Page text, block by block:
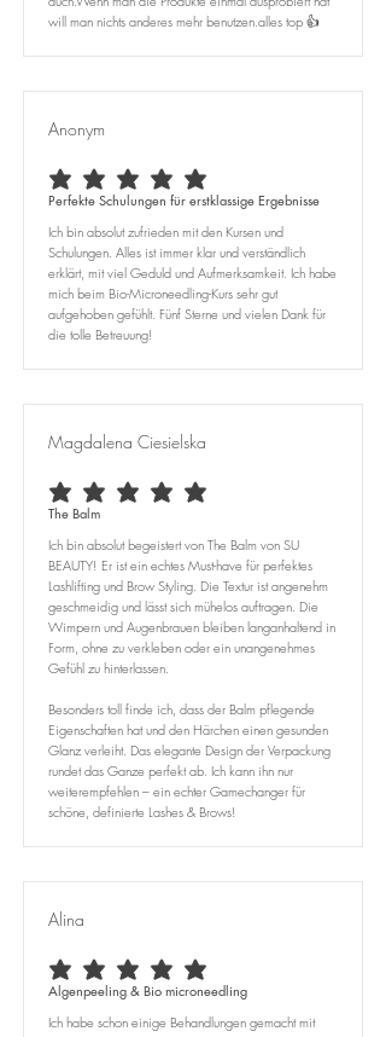
will man nichts anderes mehr benutzen.alles top 👍
Anonym
average rating is 5 out of 5
Perfekte Schulungen für erstklassige Ergebnisse
Ich bin absolut zufrieden mit den Kursen und
Schulungen. Alles ist immer klar und verständlich
erklärt, mit viel Geduld und Aufmerksamkeit. Ich habe
mich beim Bio-Microneedling-Kurs sehr gut
aufgehoben gefühlt. Fünf Sterne und vielen Dank für
die tolle Betreuung!
Magdalena Ciesielska
average rating is 5 out of 5
The Balm
Ich bin absolut begeistert von The Balm von SU
BEAUTY! Er ist ein echtes Must-have für perfektes
Lashlifting und Brow Styling. Die Textur ist angenehm
geschmeidig und lässt sich mühelos auftragen. Die
Wimpern und Augenbrauen bleiben langanhaltend in
Form, ohne zu verkleben oder ein unangenehmes
Gefühl zu hinterlassen.
Besonders toll finde ich, dass der Balm pflegende
Eigenschaften hat und den Härchen einen gesunden
Glanz verleiht. Das elegante Design der Verpackung
rundet das Ganze perfekt ab. Ich kann ihn nur
weiterempfehlen – ein echter Gamechanger für
schöne, definierte Lashes & Brows!
Alina
average rating is 5 out of 5
Algenpeeling & Bio microneedling
Ich habe schon einige Behandlungen gemacht mit